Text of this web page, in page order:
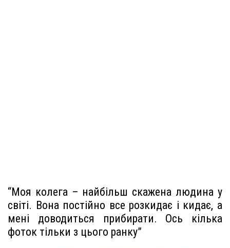
“Моя колега – найбільш скажена людина у
світі. Вона постійно все розкидає і кидає, а
мені доводиться прибирати. Ось кілька
фоток тільки з цього ранку”